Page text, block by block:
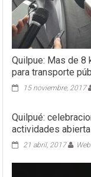
Quilpue: Mas de
para transporte
15 noviembre, 2017
Quilpué:
actividades
21 abril, 2017